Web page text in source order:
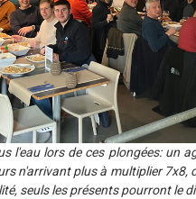
l'eau lors de ces plongées: un
n'arrivant plus à multiplier
seuls les présents pourront le